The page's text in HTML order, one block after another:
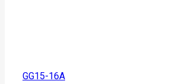
GG15-16A